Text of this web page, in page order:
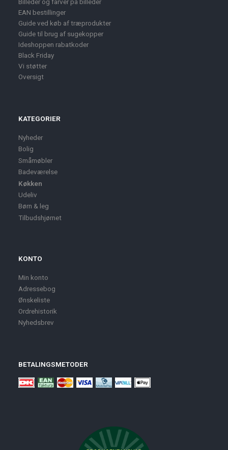
EAN bestillinger
Guide ved køb af træprodukter
Guide til brug af sugekopper
Ideshoppen rabatkoder
Black Friday
Vi støtter
Oversigt
KATEGORIER
Nyheder
Bolig
Småmøbler
Badeværelse
Køkken
Udeliv
Børn & leg
Tilbudshjørnet
KONTO
Min konto
Adressebog
Ønskeliste
Ordrehistorik
Nyhedsbrev
BETALINGSMETODER